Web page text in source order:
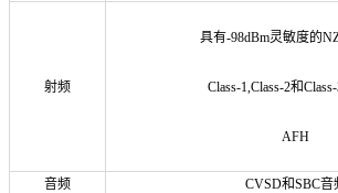
射频
具有-98dBm灵敏度的
Class-1, Class-2和
AFH
音频 CVSD和SBC音